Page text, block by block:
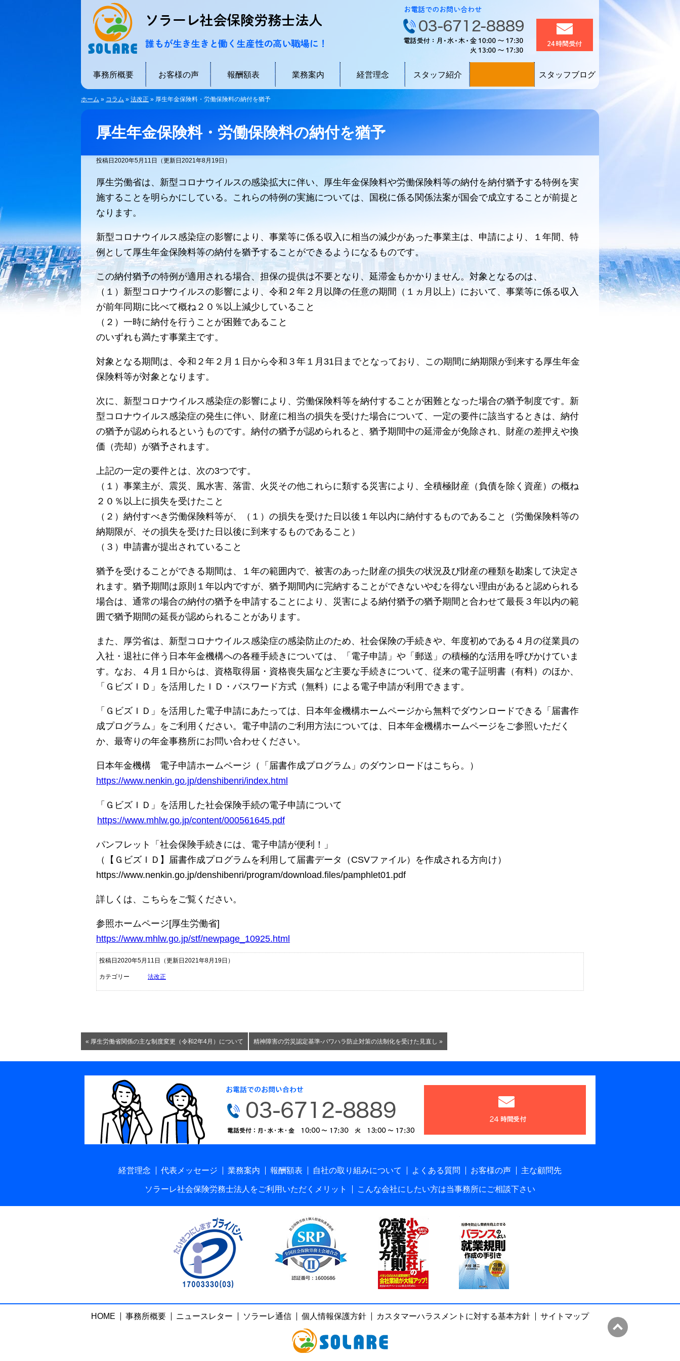
ソラーレ社会保険労務士法人 品川区
誰もが生き生きと働
お電話でのお問い合
メール24時間受付
事務所概要 お客様の声 報酬額表 業務案内 経営理念 スタッフ紹介
要クリック！
採用情報！
スタッフブログ
ホーム » コラム » 法改正 » 厚生年金保険料・労働保険料の納付を猶予
厚生年金保険料・労働保険料の納付を猶予
投稿日2020年5月11日 （更新日2021年8月19日）
厚生労働省は、新型コロナウイルスの感染拡大に伴い、厚生年金保険料や労働保険料等の納付を納付猶予する特例を実
施することを明らかにしている。これらの特例の実施については、国税に係る関係法案が国会で成立することが前提と
なります。
新型コロナウイルス感染症の影響により、事業等に係る収入に相当の減少があった事業主は、申請により、１年間、特
例として厚生年金保険料等の納付を猶予することができるようになるものです。
この納付猶予の特例が適用される場合、担保の提供は不要となり、延滞金もかかりません。対象となるのは、
（１）新型コロナウイルスの影響により、令和２年２月以降の任意の期間（１ヵ月以上）において、事業等に係る収入
が前年同期に比べて概ね２０％以上減少していること
（２）一時に納付を行うことが困難であること
のいずれも満たす事業主です。
対象となる期間は、令和２年２月１日から令和３年１月31日までとなっており、この期間に納期限が到来する厚生年金
保険料等が対象となります。
次に、新型コロナウイルス感染症の影響により、労働保険料等を納付することが困難となった場合の猶予制度です。新
型コロナウイルス感染症の発生に伴い、財産に相当の損失を受けた場合について、一定の要件に該当するときは、納付
の猶予が認められるというものです。納付の猶予が認められると、猶予期間中の延滞金が免除され、財産の差押えや換
価（売却）が猶予されます。
上記の一定の要件とは、次の3つです。
（１）事業主が、震災、風水害、落雷、火災その他これらに類する災害により、全積極財産（負債を除く資産）の概ね
２０％以上に損失を受けたこと
（２）納付すべき労働保険料等が、（１）の損失を受けた日以後１年以内に納付するものであること（労働保険料等の
納期限が、その損失を受けた日以後に到来するものであること）
（３）申請書が提出されていること
猶予を受けることができる期間は、１年の範囲内で、被害のあった財産の損失の状況及び財産の種類を勘案して決定さ
れます。猶予期間は原則１年以内ですが、猶予期間内に完納することができないやむを得ない理由があると認められる
場合は、通常の場合の納付の猶予を申請することにより、災害による納付猶予の猶予期間と合わせて最長３年以内の範
囲で猶予期間の延長が認められることがあります。
また、厚労省は、新型コロナウイルス感染症の感染防止のため、社会保険の手続きや、年度初めである４月の従業員の
入社・退社に伴う日本年金機構への各種手続きについては、「電子申請」や「郵送」の積極的な活用を呼びかけていま
す。なお、４月１日からは、資格取得届・資格喪失届など主要な手続きについて、従来の電子証明書（有料）のほか、
「ＧビズＩＤ」を活用したＩＤ・パスワード方式（無料）による電子申請が利用できます。
「ＧビズＩＤ」を活用した電子申請にあたっては、日本年金機構ホームページから無料でダウンロードできる「届書作
成プログラム」をご利用ください。電子申請のご利用方法については、日本年金機構ホームページをご参照いただく
か、最寄りの年金事務所にお問い合わせください。
日本年金機構 電子申請ホームページ（「届書作成プログラム」のダウンロードはこちら。）
https://www.nenkin.go.jp/denshibenri/index.html
「ＧビズＩＤ」を活用した社会保険手続の電子申請について
https://www.mhlw.go.jp/content/000561645.pdf
パンフレット「社会保険手続きには、電子申請が便利！」
（【ＧビズＩＤ】届書作成プログラムを利用して届書データ（CSVファイル）を作成される方向け）
https://www.nenkin.go.jp/denshibenri/program/download.files/pamphlet01.pdf
詳しくは、こちらをご覧ください。
参照ホームページ[厚生労働省]
https://www.mhlw.go.jp/stf/newpage_10925.html
投稿日2020年5月11日 （更新日2021年8月19日）
カテゴリー 法改正
« 厚生労働省関係の主な制度変更（令和2年4月）について 精神障害の労災認定基準-パワハラ防止対策の法制化を受けた見直し »
経営理念 代表メッセージ 業務案内 報酬額表 自社の取り組みについて よくある質問 お客様の声 主な顧問先
ソラーレ社会保険労務士法人をご利用いただくメリット こんな会社にしたい方は当事務所にご相談下さい
HOME 事務所概要 ニュースレター ソラーレ通信 個人情報保護方針 カスタマーハラスメントに対する基本方針 サイトマップ